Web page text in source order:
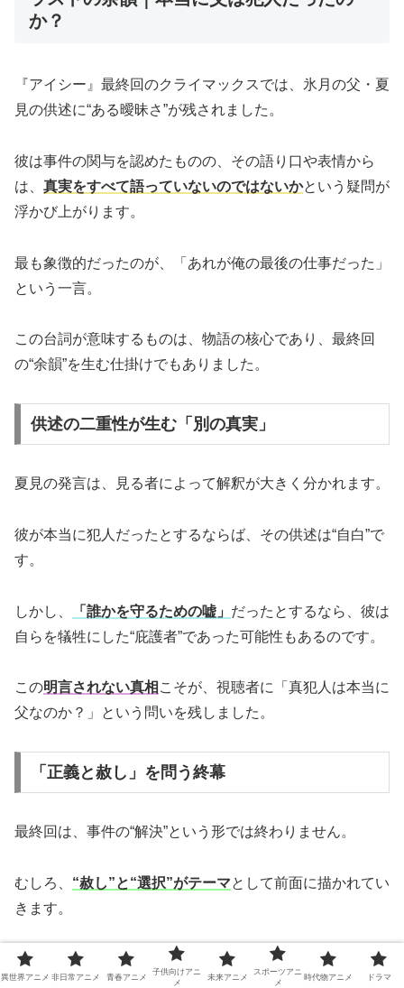
か？
『アイシー』最終回のクライマックスでは、氷月の父・夏
見の供述に“ある曖昧さ”が残されました。
彼は事件の関与を認めたものの、その語り口や表情から
は、 真実をすべて語っていないのではないかという疑問が
浮かび上がります。
最も象徴的だったのが、「あれが俺の最後の仕事だった」
という一言。
この台詞が意味するものは、物語の核心であり、最終回
の“余韻”を生む仕掛けでもありました。
供述の二重性が生む「別の真実」
夏見の発言は、見る者によって解釈が大きく分かれます。
彼が本当に犯人だったとするならば、その供述は“自白”で
す。
しかし、 「誰かを守るための嘘」 だったとするなら、彼は
自らを犠牲にした“庇護者”であった可能性もあるのです。
この明言されない真相 こそが、視聴者に「真犯人は本当に
父なのか？」という問いを残しました。
「正義と赦し」を問う終幕
最終回は、事件の“解決”という形では終わりません。
むしろ、 “赦し”と“選択”がテーマとして前面に描かれてい
きます。
氷月が父を赦すというよりも、「事実をすべて知った上
で、どう受け止めるか」という視聴者自身への問いかけ が
異世界アニメ 非日常アニメ 青春アニメ
子供向けアニ
メ
未来アニメ
スポーツアニ
メ
時代物アニメ ドラマ